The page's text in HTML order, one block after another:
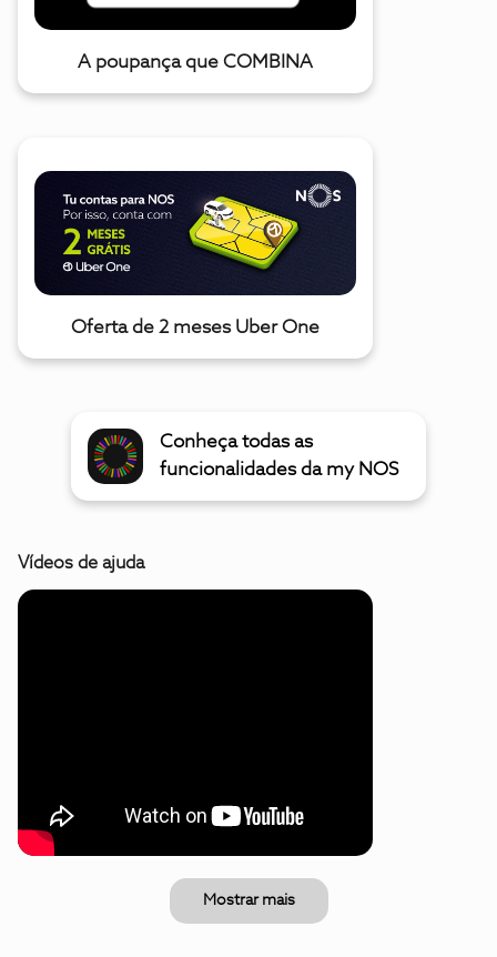
A poupança que COMBINA
Oferta de 2 meses Uber One
Conheça todas as
funcionalidades da my NOS
Vídeos de ajuda
Mostrar mais